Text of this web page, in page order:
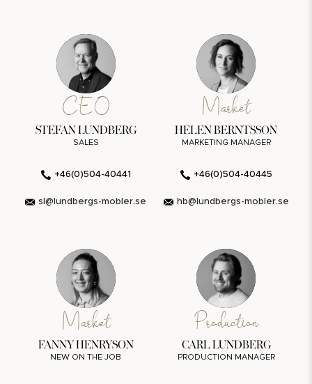
CEO
STEFAN LUNDBERG
SALES
+46(0)504-40441
sl@lundbergs-mobler.se
Market
HELEN BERNTSSON
MARKETING MANAGER
+46(0)504-40445
hb@lundbergs-mobler.se
Market
FANNY HENRYSON
NEW ON THE JOB
Production
CARL LUNDBERG
PRODUCTION MANAGER